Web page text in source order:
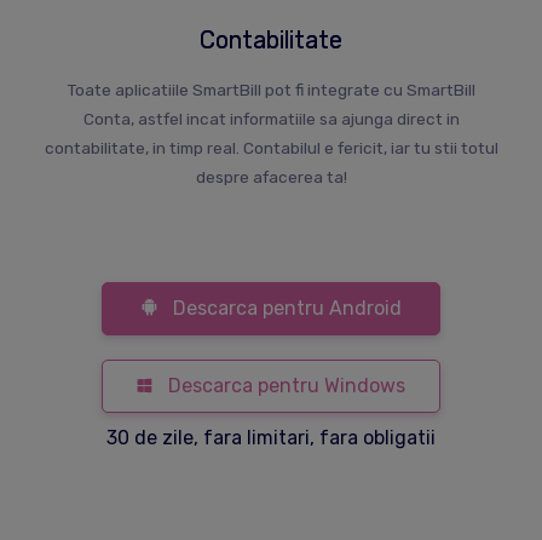
Contabilitate
Toate aplicatiile SmartBill pot fi integrate cu SmartBill
Conta, astfel incat informatiile sa ajunga direct in
contabilitate, in timp real. Contabilul e fericit, iar tu stii totul
despre afacerea ta!
Descarca pentru Android
Descarca pentru Windows
30 de zile, fara limitari, fara obligatii